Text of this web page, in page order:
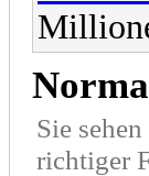
Sie
richtiger